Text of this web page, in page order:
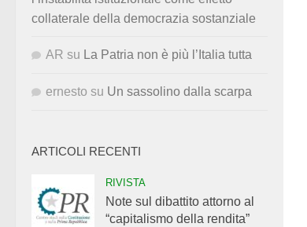
collaterale della democrazia sostanziale
AR su La Patria non è più l’Italia tutta
ernesto su Un sassolino dalla scarpa
ARTICOLI RECENTI
RIVISTA
Note sul dibattito attorno al
“capitalismo della rendita”